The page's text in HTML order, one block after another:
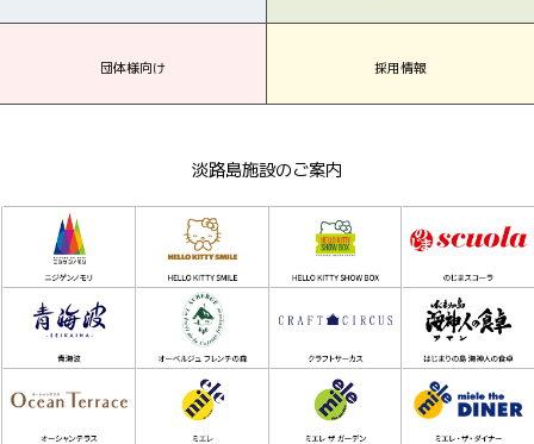
団体様向け 採用情報
淡路島施設のご案内